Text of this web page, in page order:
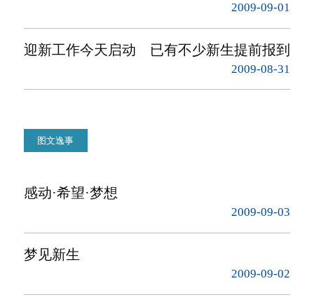
2009-09-01
迎新工作今天启动 已有不少新生提前报到
2009-08-31
图文逸事
感动·希望·梦想
2009-09-03
梦见新生
2009-09-02